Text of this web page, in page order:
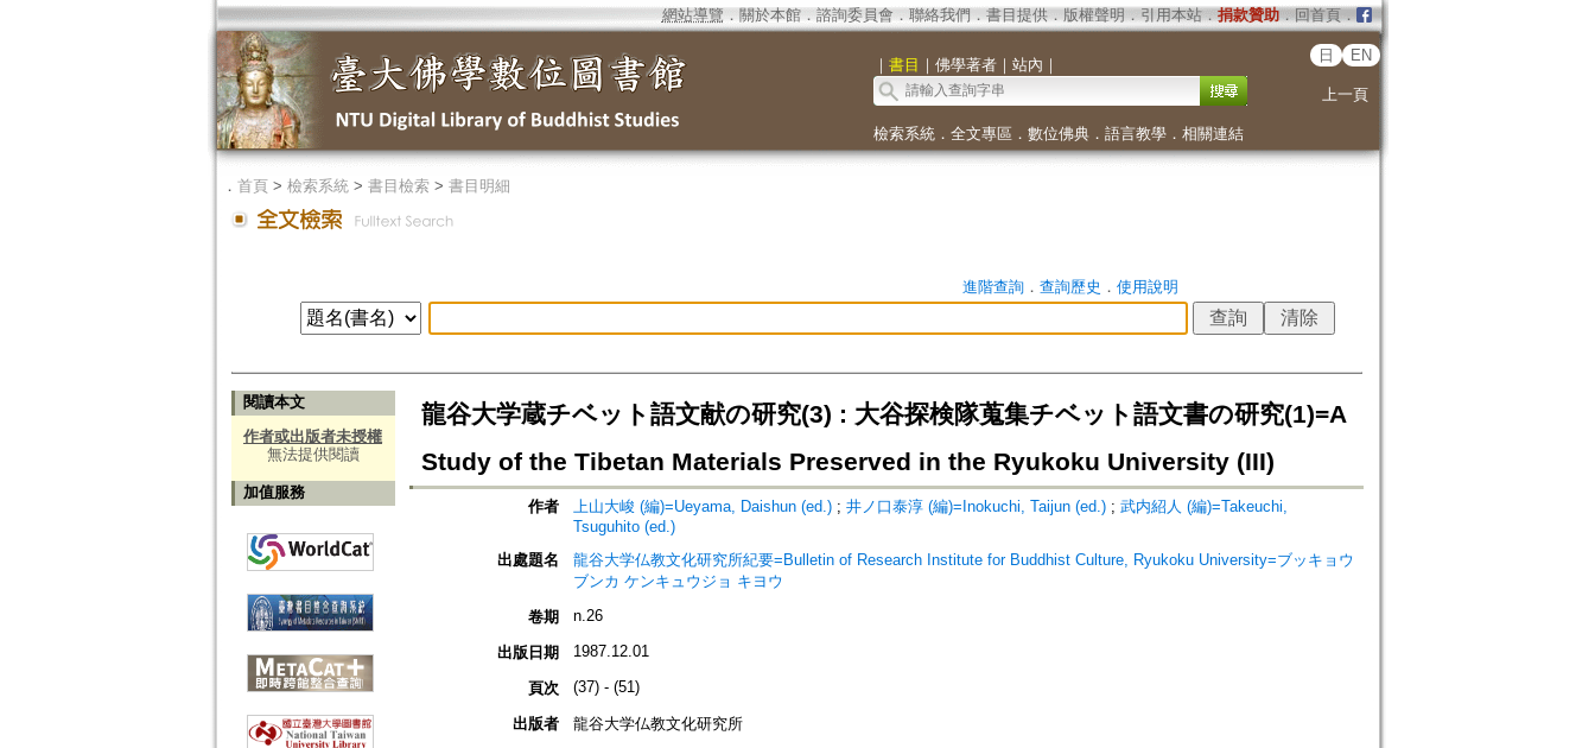
網站導覽 ． 關於本館． 諮詢委員會． 聯絡我們 ． 書目提供． 版權聲明 ． 引用本站． 捐款贊助．回首頁．
｜ 書目 ｜ 佛學著者｜ 站內 ｜
日 EN
上一頁
檢索系統． 全文專區 ． 數位佛典． 語言教學． 相關連結
． 首頁> 檢索系統> 書目檢索> 書目明細
進階查詢． 查詢歷史 ． 使用說明
閱讀本文
作者或出版者未授權
無法提供閱讀
加值服務
龍谷大学蔵チベット語文献の研究(3) : 大谷探検隊蒐集チベット語文書の研究(1)=A
Study of the Tibetan Materials Preserved in the Ryukoku University (III)
作者 上山大峻 (編)=Ueyama, Daishun (ed.); 井ノ口泰淳 (編)=Inokuchi, Taijun (ed.); 武内紹人 (編)=Takeuchi,
Tsuguhito (ed.)
出處題名
龍谷大学仏教文化研究所紀要=Bulletin of Research Institute for Buddhist Culture, Ryukoku University=ブッキョウ
ブンカ ケンキュウジョ キヨウ
卷期
n.26
出版日期 1987.12.01
頁次 (37) - (51)
出版者
龍谷大学仏教文化研究所